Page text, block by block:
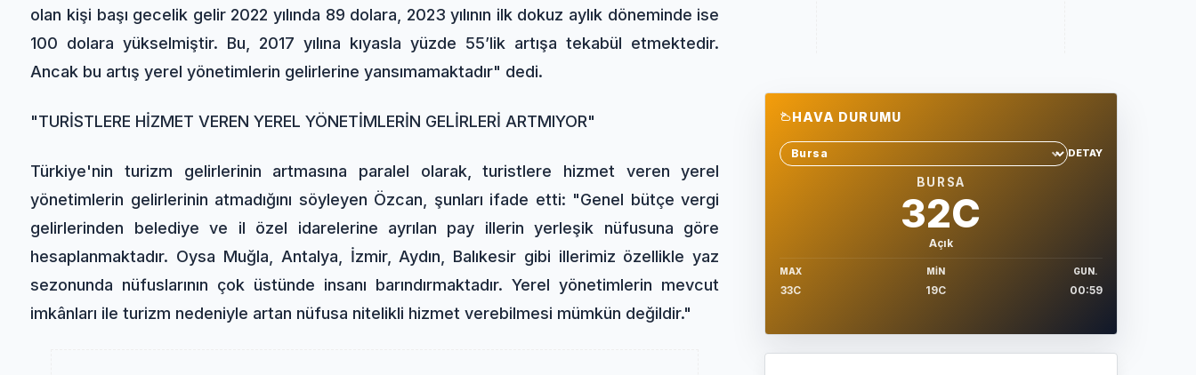
olan kişi başı gecelik gelir 2022 yılında 89 dolara, 2023 yılının ilk dokuz aylık döneminde ise
100 dolara yükselmiştir. Bu, 2017 yılına kıyasla yüzde 55’Iik artışa tekabül etmektedir.
Ancak bu artış yerel yönetimlerin gelirlerine yansımamaktadır" dedi.
"TURİSTLERE HİZMET VEREN YEREL YÖNETİMLERİN GELİRLERİ ARTMIYOR"
Türkiye'nin turizm gelirlerinin artmasına paralel olarak, turistlere hizmet veren yerel
yönetimlerin gelirlerinin atmadığını söyleyen Özcan, şunları ifade etti: "Genel bütçe vergi
gelirlerinden belediye ve il özel idarelerine ayrılan pay illerin yerleşik nüfusuna göre
hesaplanmaktadır. Oysa Muğla, Antalya, İzmir, Aydın, Balıkesir gibi illerimiz özellikle yaz
sezonunda nüfuslarının çok üstünde insanı barındırmaktadır. Yerel yönetimlerin mevcut
imkânları ile turizm nedeniyle artan nüfusa nitelikli hizmet verebilmesi mümkün değildir."
HAVA DURUMU
Sehir sec
DETAY
BURSA
32C
Açık
MAX
33C
MIN
19C
GUN.
00:59